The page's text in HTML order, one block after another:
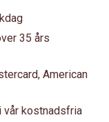
35 års
American
vår kostnadsfria